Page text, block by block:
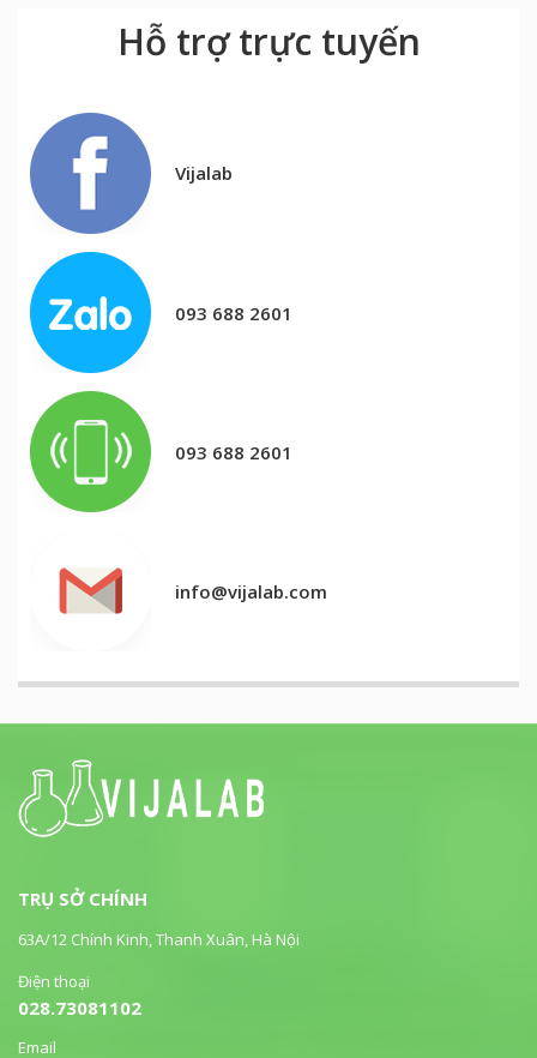
Hỗ trợ trực tuyến
Vijalab
093 688 2601
093 688 2601
info@vijalab.com
TRỤ SỞ CHÍNH
63A/12 Chính Kinh, Thanh Xuân, Hà Nội
Điện thoại
028.73081102
Email